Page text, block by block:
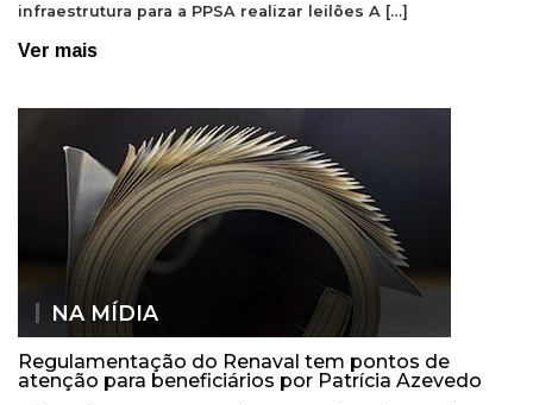
infraestrutura para a PPSA realizar leilões A […]
Ver mais
NA MÍDIA
Regulamentação do Renaval tem pontos de
atenção para beneficiários por Patrícia Azevedo